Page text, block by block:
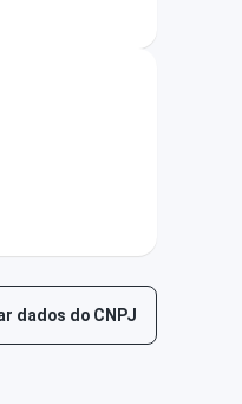
dados do CNPJ